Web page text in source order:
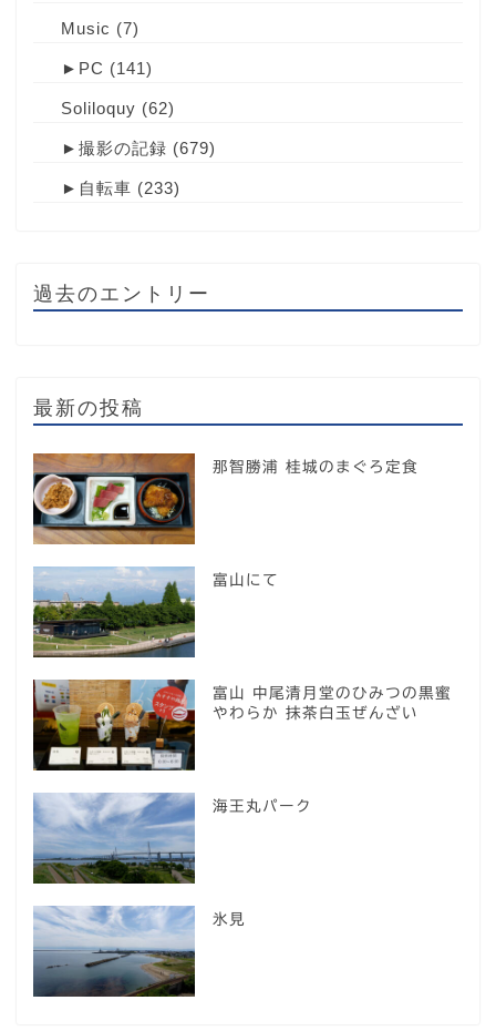
Music (7)
► PC (141)
Soliloquy (62)
► 撮影の記録 (679)
► 自転車 (233)
過去のエントリー
最新の投稿
那智勝浦 桂城のまぐろ定食
富山にて
富山 中尾清月堂のひみつの黒蜜
やわらか 抹茶白玉ぜんざい
海王丸パーク
氷見